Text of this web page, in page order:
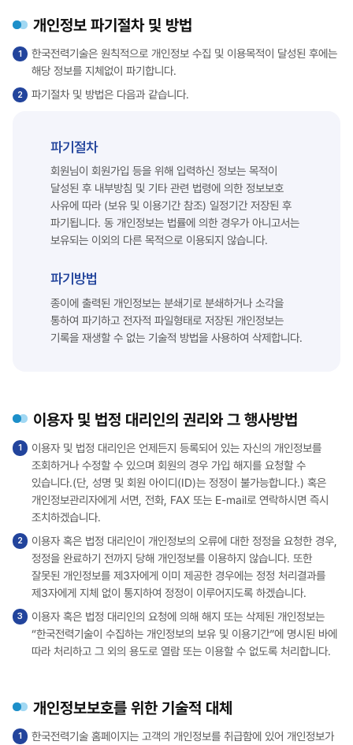
개인정보 파기절차 및 방법
한국전력기술은 원칙적으로 개인정보 수집 및 이용목적이 달성된 후에는
해당 정보를 지체없이 파기합니다.
파기절차 및 방법은 다음과 같습니다.
파기절차
회원님이 회원가입 등을 위해 입력하신 정보는 목적이
달성된 후 내부방침 및 기타 관련 법령에 의한 정보보호
사유에 따라 (보유 및 이용기간 참조) 일정기간 저장된 후
파기됩니다. 동 개인정보는 법률에 의한 경우가 아니고서는
보유되는 이외의 다른 목적으로 이용되지 않습니다.
파기방법
종이에 출력된 개인정보는 분쇄기로 분쇄하거나 소각을
통하여 파기하고 전자적 파일형태로 저장된 개인정보는
기록을 재생할 수 없는 기술적 방법을 사용하여 삭제합니다.
이용자 및 법정 대리인의 권리와 그 행사방법
이용자 및 법정 대리인은 언제든지 등록되어 있는 자신의 개인정보를
조회하거나 수정할 수 있으며 회원의 경우 가입 해지를 요청할 수
있습니다.(단, 성명 및 회원 아이디(ID)는 정정이 불가능합니다.) 혹은
개인정보관리자에게 서면, 전화, FAX 또는 E-mail로 연락하시면 즉시
조치하겠습니다.
이용자 혹은 법정 대리인이 개인정보의 오류에 대한 정정을 요청한 경우,
정정을 완료하기 전까지 당해 개인정보를 이용하지 않습니다. 또한
잘못된 개인정보를 제3자에게 이미 제공한 경우에는 정정 처리결과를
제3자에게 지체 없이 통지하여 정정이 이루어지도록 하겠습니다.
이용자 혹은 법정 대리인의 요청에 의해 해지 또는 삭제된 개인정보는
“한국전력기술이 수집하는 개인정보의 보유 및 이용기간”에 명시된 바에
따라 처리하고 그 외의 용도로 열람 또는 이용할 수 없도록 처리합니다.
개인정보보호를 위한 기술적 대체
한국전력기술 홈페이지는 고객의 개인정보를 취급함에 있어 개인정보가